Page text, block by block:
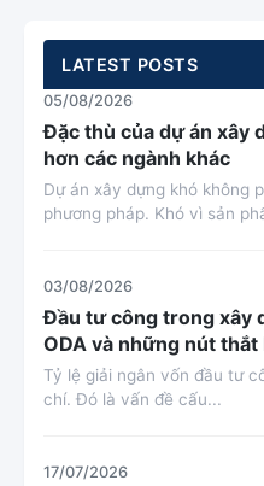
LATEST POSTS
05/08/2026
Đặc thù của dự án xây
hơn các ngành khác
Dự án xây dựng khó không
phương pháp. Khó vì sản
03/08/2026
Đầu tư công trong xây
ODA và những nút
Tỷ lệ giải ngân vốn đầu tư
chí. Đó là vấn đề cấu...
17/07/2026